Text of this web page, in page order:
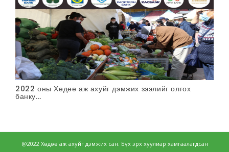
2022 оны Хөдөө аж ахуйг дэмжих зээлийг олгох
банку...
@2022 Хөдөө аж ахуйг дэмжих сан. Бүх эрх хуулиар хамгаалагдсан